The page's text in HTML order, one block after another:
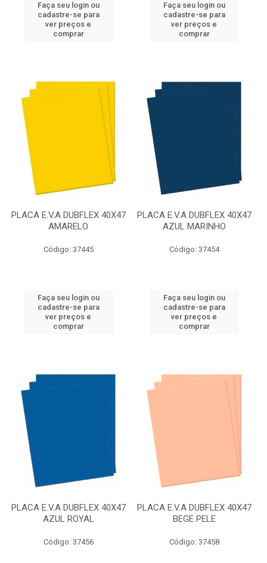
Faça seu login ou
cadastre-se para
ver preços e
comprar
Faça seu login ou
cadastre-se para
ver preços e
comprar
PLACA E.V.A DUBFLEX 40X47
AMARELO
Código: 37445
Faça seu login ou
cadastre-se para
ver preços e
comprar
PLACA E.V.A DUBFLEX 40X47
AZUL MARINHO
Código: 37454
Faça seu login ou
cadastre-se para
ver preços e
comprar
PLACA E.V.A DUBFLEX 40X47
AZUL ROYAL
Código: 37456
PLACA E.V.A DUBFLEX 40X47
BEGE PELE
Código: 37458